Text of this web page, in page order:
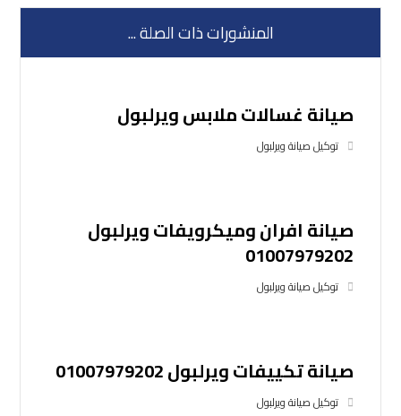
المنشورات ذات الصلة ...
صيانة غسالات ملابس ويرلبول
توكيل صيانة ويرلبول
صيانة افران وميكرويفات ويرلبول
01007979202
توكيل صيانة ويرلبول
صيانة تكييفات ويرلبول 01007979202
توكيل صيانة ويرلبول